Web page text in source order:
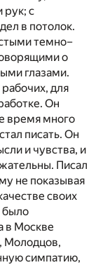
рук; с
в потолок.
темно–
о
глазами.
для
Он
время много
писать. Он
и чувства, и
Писал
не показывая
своих
было
в Москве
Молодцов,
симпатию,